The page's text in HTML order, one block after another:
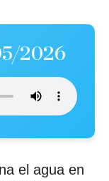
2026
el agua en